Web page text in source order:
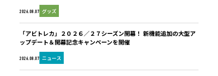
2026.08.07 グッズ
2026.08.07 ニュース
「アビトレカ」２０２６／２７シーズン開幕！ 新機能追加の大型ア
ップデート＆開幕記念キャンペーンを開催